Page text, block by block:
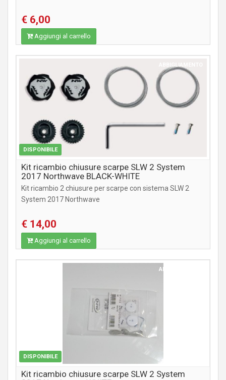
€ 6,00
Aggiungi al carrello
DISPONIBILE
ABBIGLIAMENTO
Kit ricambio chiusure scarpe SLW 2 System
2017 Northwave BLACK-WHITE
Kit ricambio 2 chiusure per scarpe con sistema SLW 2
System 2017 Northwave
€ 14,00
Aggiungi al carrello
DISPONIBILE
ABBIGLIAMENTO
Kit ricambio chiusure scarpe SLW 2 System